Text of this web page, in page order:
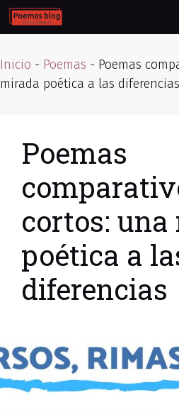
Skip
to
Inicio - Poemas - Poemas
mirada poética a las diferencias
Poemas
cortos:
poética a
diferencias